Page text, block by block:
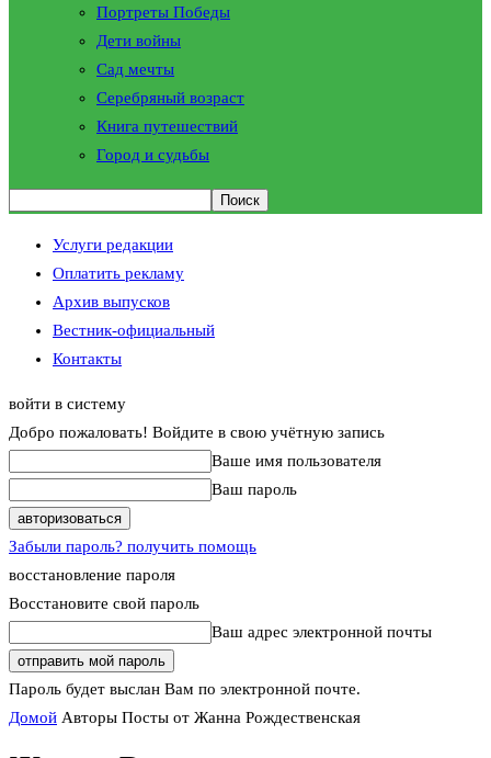
Портреты Победы
Дети войны
Сад мечты
Серебряный возраст
Книга путешествий
Город и судьбы
Услуги редакции
Оплатить рекламу
Архив выпусков
Вестник-официальный
Контакты
войти в систему
Добро пожаловать! Войдите в свою учётную запись
Ваше имя пользователя
Ваш пароль
Забыли пароль? получить помощь
восстановление пароля
Восстановите свой пароль
Ваш адрес электронной почты
Пароль будет выслан Вам по электронной почте.
Домой Авторы Посты от Жанна Рождественская